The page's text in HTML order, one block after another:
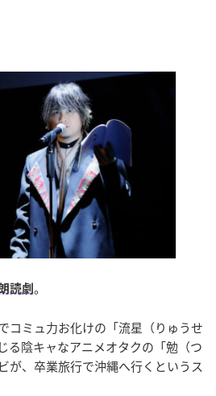
朗読劇 。
コミュ力お化けの「流星（りゅうせ
る陰キャなアニメオタクの「勉（つ
が、卒業旅行で沖縄へ行くというス